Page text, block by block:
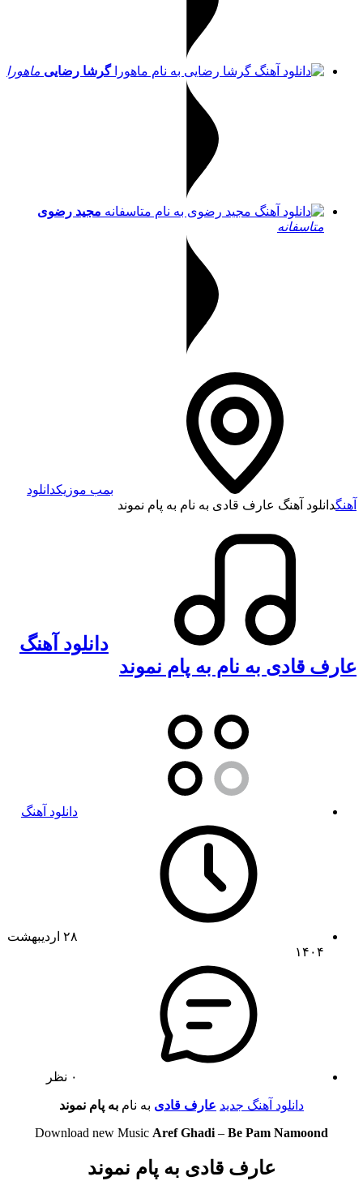
گرشا رضایی ماهورا
مجید رضوی
متاسفانه
بمب موزیکدانلود
آهنگدانلود آهنگ عارف قادی به نام به پام نموند
دانلود آهنگ
عارف قادی به نام به پام نموند
دانلود آهنگ
۲۸ اردیبهشت
۱۴۰۴
دانلود آهنگ جدید عارف قادی به نام به پام نموند
Download new Music Aref Ghadi – Be Pam Namoond
عارف قادی به پام نموند